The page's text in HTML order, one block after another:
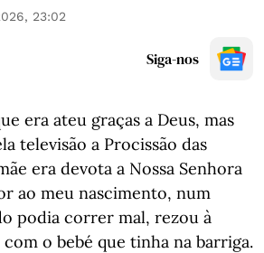
23:02
Siga-nos
era ateu graças a Deus, mas
televisão a Procissão das
era devota a Nossa Senhora
ao meu nascimento, num
podia correr mal, rezou à
o bebé que tinha na barriga.